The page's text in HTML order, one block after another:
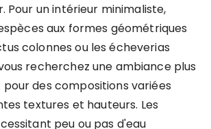
Pour un intérieur minimaliste,
aux formes géométriques
colonnes ou les écheverias
recherchez une ambiance plus
des compositions variées
textures et hauteurs. Les
peu ou pas d'eau